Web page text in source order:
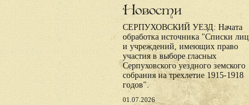
Новости
СЕРПУХОВСКИЙ УЕЗД: Начата
обработка источника "Списки лиц
и учреждений, имеющих право
участия в выборе гласных
Серпуховского уездного земского
собрания на трехлетие 1915-1918
годов".
01.07.2026